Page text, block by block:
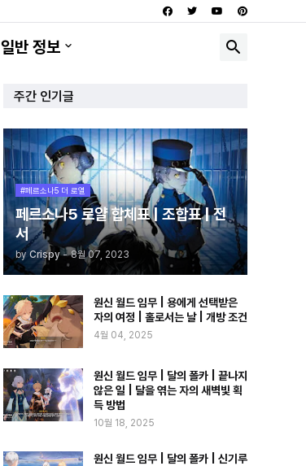
일반 정보
주간 인기글
#페르소나5 더 로열
페르소나5 로얄 합체표 | 조합표 | 전
서
by Crispy - 8월 07, 2023
원신 월드 임무 | 용에게 선택받은
자의 여정 | 홀로서는 날 | 개방 조건
4월 04, 2025
원신 월드 임무 | 달의 폴카 | 끝나지
않은 일 | 달을 엮는 자의 새벽빛 획
득 방법
10월 18, 2025
원신 월드 임무 | 달의 폴카 | 신기루